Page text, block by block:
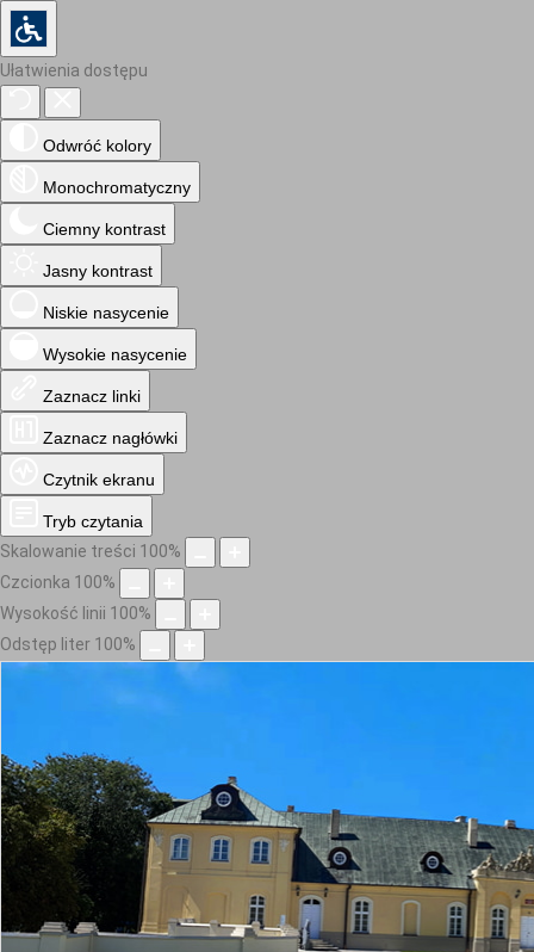
Ułatwienia dostępu
Odwróć kolory
Monochromatyczny
Ciemny kontrast
Jasny kontrast
Niskie nasycenie
Wysokie nasycenie
Zaznacz linki
Zaznacz nagłówki
Czytnik ekranu
Tryb czytania
Skalowanie treści 100%
Czcionka 100%
Wysokość linii 100%
Odstęp liter 100%